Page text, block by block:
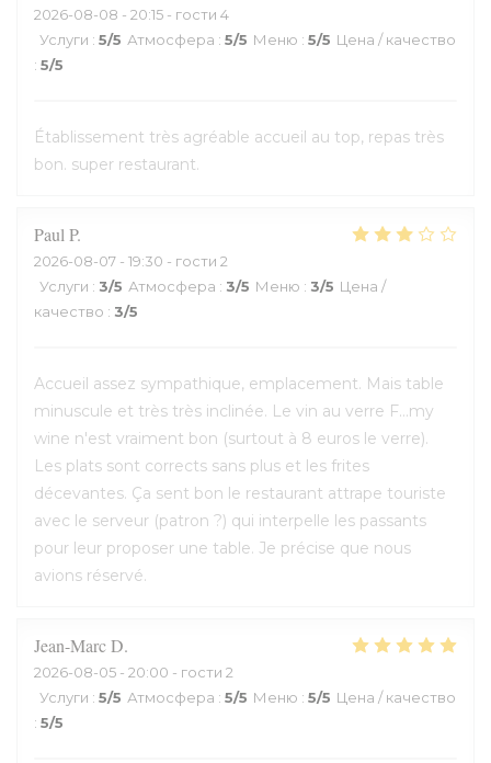
2026-08-08 - 20:15 - гости 4
Услуги : 5/5 Атмосфера : 5/5 Меню : 5/5 Цена / качество
: 5/5
Établissement très agréable accueil au top, repas très
bon. super restaurant.
Paul P
2026-08-07 - 19:30 - гости 2
Услуги : 3/5 Атмосфера : 3/5 Меню : 3/5 Цена /
качество : 3/5
Accueil assez sympathique, emplacement. Mais table
minuscule et très très inclinée. Le vin au verre F...my
wine n'est vraiment bon (surtout à 8 euros le verre).
Les plats sont corrects sans plus et les frites
décevantes. Ça sent bon le restaurant attrape touriste
avec le serveur (patron ?) qui interpelle les passants
pour leur proposer une table. Je précise que nous
avions réservé.
Jean-MarcD
2026-08-05 - 20:00 - гости 2
Услуги : 5/5 Атмосфера : 5/5 Меню : 5/5 Цена / качество
: 5/5